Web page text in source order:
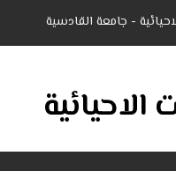
- جامعة القادسية
الاحيائية